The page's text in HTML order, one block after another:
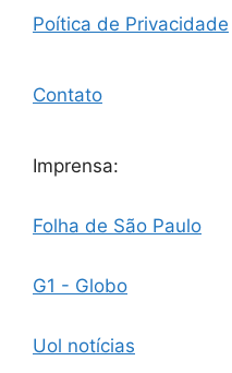
Poítica de Privacidade
Contato
Imprensa:
Folha de São Paulo
G1 - Globo
Uol notícias